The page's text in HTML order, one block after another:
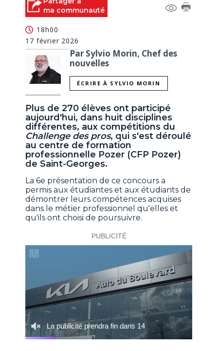
ma communauté
18h00
17 février 2026
Par Sylvio Morin, Chef des
nouvelles
ÉCRIRE À SYLVIO MORIN
Plus de 270 élèves ont participé
aujourd'hui, dans huit disciplines
différentes, aux compétitions du
Challenge des pros, qui s'est déroulé
au centre de formation
professionnelle Pozer (CFP Pozer)
de Saint-Georges.
La 6e présentation de ce concours a
permis aux étudiantes et aux étudiants de
démontrer leurs compétences acquises
dans le métier professionnel qu'elles et
qu'ils ont choisi de poursuivre.